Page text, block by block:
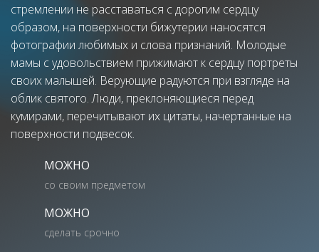
стремлении не расставаться с дорогим сердцу
образом, на поверхности бижутерии наносятся
фотографии любимых и слова признаний. Молодые
мамы с удовольствием прижимают к сердцу портреты
своих малышей. Верующие радуются при взгляде на
облик святого. Люди, преклоняющиеся перед
кумирами, перечитывают их цитаты, начертанные на
поверхности подвесок.
МОЖНО
со своим предметом
МОЖНО
сделать срочно